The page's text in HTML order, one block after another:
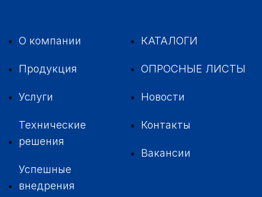
О компании
Продукция
Услуги
Технические
решения
Успешные
внедрения
КАТАЛОГИ
ОПРОСНЫЕ ЛИСТЫ
Новости
Контакты
Вакансии